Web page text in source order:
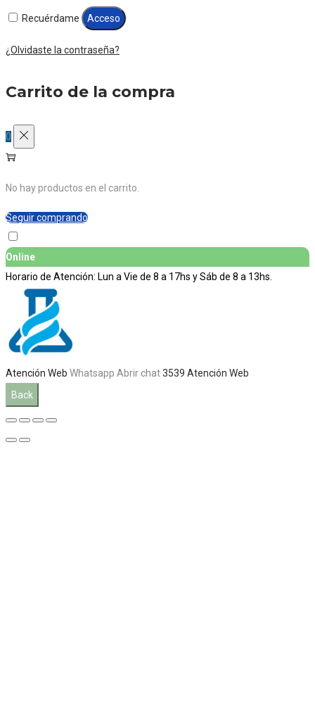
Recuérdame Acceso
¿Olvidaste la contraseña?
Carrito de la compra
0
No hay productos en el carrito.
Seguir comprando
Online
Horario de Atención: Lun a Vie de 8 a 17hs y Sáb de 8 a 13hs.
Atención Web Whatsapp Abrir chat3539 Atención Web
Back